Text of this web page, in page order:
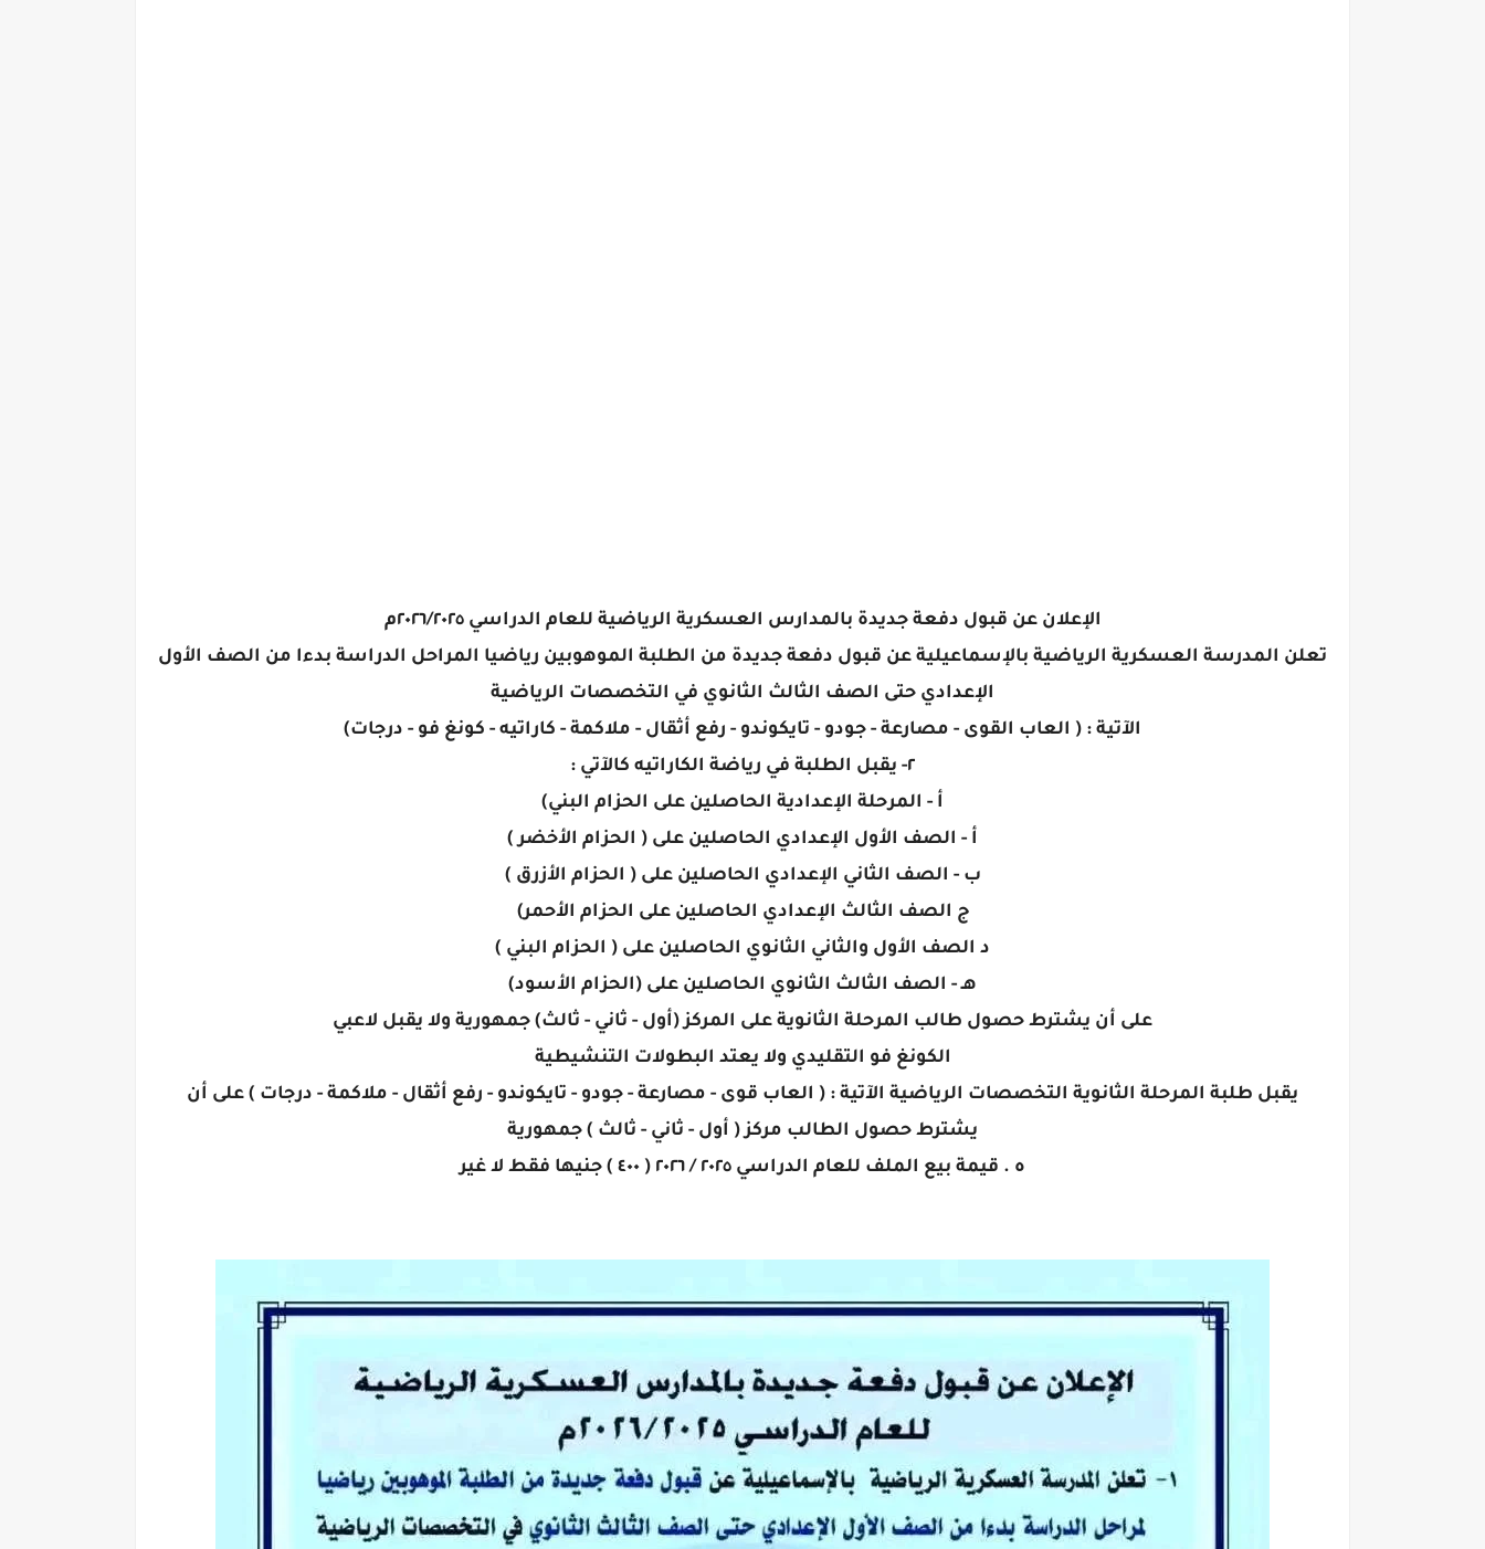
الإعلان عن قبول دفعة جديدة بالمدارس العسكرية الرياضية للعام الدراسي ٢٠٢٦/٢٠٢٥م
تعلن المدرسة العسكرية الرياضية بالإسماعيلية عن قبول دفعة جديدة من الطلبة الموهوبين رياضيا المراحل الدراسة بدءا من الصف الأول
الإعدادي حتى الصف الثالث الثانوي في التخصصات الرياضية
الآتية : ( العاب القوى - مصارعة - جودو - تايكوندو - رفع أثقال - ملاكمة - كاراتيه - كونغ فو - درجات)
٢- يقبل الطلبة في رياضة الكاراتيه كالآتي :
أ - المرحلة الإعدادية الحاصلين على الحزام البني)
أ - الصف الأول الإعدادي الحاصلين على ( الحزام الأخضر )
ب - الصف الثاني الإعدادي الحاصلين على ( الحزام الأزرق )
ج الصف الثالث الإعدادي الحاصلين على الحزام الأحمر)
د الصف الأول والثاني الثانوي الحاصلين على ( الحزام البني )
هـ - الصف الثالث الثانوي الحاصلين على (الحزام الأسود)
على أن يشترط حصول طالب المرحلة الثانوية على المركز (أول - ثاني - ثالث) جمهورية ولا يقبل لاعبي
الكونغ فو التقليدي ولا يعتد البطولات التنشيطية
يقبل طلبة المرحلة الثانوية التخصصات الرياضية الآتية : ( العاب قوى - مصارعة - جودو - تايكوندو - رفع أثقال - ملاكمة - درجات ) على أن
يشترط حصول الطالب مركز ( أول - ثاني - ثالث ) جمهورية
ه . قيمة بيع الملف للعام الدراسي ٢٠٢٥ / ٢٠٢٦ ( ٤٠٠ ) جنيها فقط لا غير